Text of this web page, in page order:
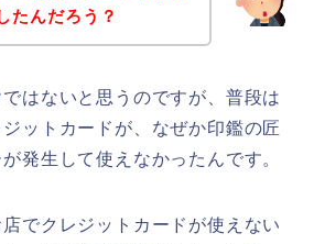
たんだろう？
はないと思うのですが、普段は
ットカードが、なぜか印鑑の匠
発生して使えなかったんです。
でクレジットカードが使えない